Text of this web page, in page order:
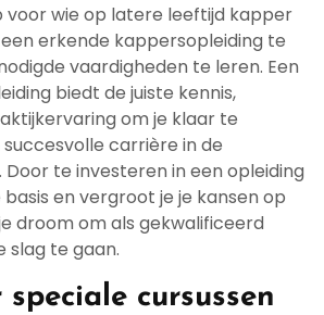
voor wie op latere leeftijd kapper
erkende kappersopleiding te
vaardigheden te leren. Een
biedt de juiste kennis,
om je klaar te
carrière in de
te investeren in een opleiding
en vergroot je je kansen op
droom om als gekwalificeerd
slag te gaan.
cursussen